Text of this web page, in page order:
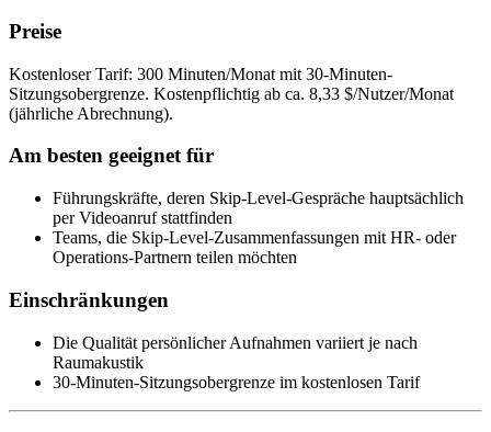
Preise
Kostenloser Tarif: 300 Minuten/Monat mit 30-Minuten-
Sitzungsobergrenze. Kostenpflichtig ab ca. 8,33 $/Nutzer/Monat
(jährliche Abrechnung).
Am besten geeignet für
Führungskräfte, deren Skip-Level-Gespräche hauptsächlich
per Videoanruf stattfinden
Teams, die Skip-Level-Zusammenfassungen mit HR- oder
Operations-Partnern teilen möchten
Einschränkungen
Die Qualität persönlicher Aufnahmen variiert je nach
Raumakustik
30-Minuten-Sitzungsobergrenze im kostenlosen Tarif